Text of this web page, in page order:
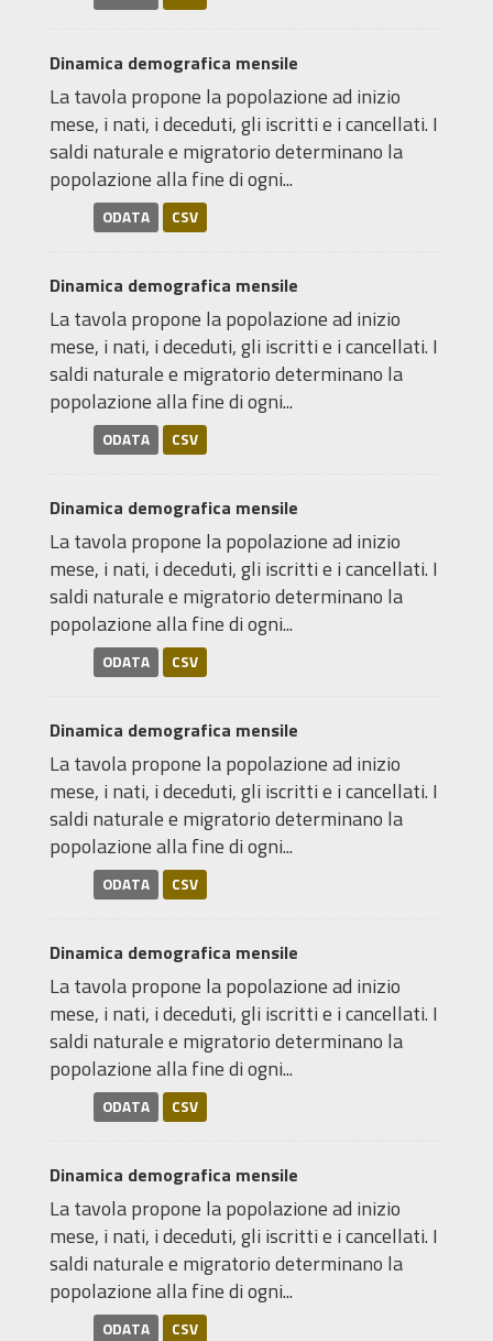
Dinamica demografica mensile
La tavola propone la popolazione ad inizio
mese, i nati, i deceduti, gli iscritti e i cancellati. I
saldi naturale e migratorio determinano la
popolazione alla fine di ogni...
ODATA CSV
Dinamica demografica mensile
La tavola propone la popolazione ad inizio
mese, i nati, i deceduti, gli iscritti e i cancellati. I
saldi naturale e migratorio determinano la
popolazione alla fine di ogni...
ODATA CSV
Dinamica demografica mensile
La tavola propone la popolazione ad inizio
mese, i nati, i deceduti, gli iscritti e i cancellati. I
saldi naturale e migratorio determinano la
popolazione alla fine di ogni...
ODATA CSV
Dinamica demografica mensile
La tavola propone la popolazione ad inizio
mese, i nati, i deceduti, gli iscritti e i cancellati. I
saldi naturale e migratorio determinano la
popolazione alla fine di ogni...
ODATA CSV
Dinamica demografica mensile
La tavola propone la popolazione ad inizio
mese, i nati, i deceduti, gli iscritti e i cancellati. I
saldi naturale e migratorio determinano la
popolazione alla fine di ogni...
ODATA CSV
Dinamica demografica mensile
La tavola propone la popolazione ad inizio
mese, i nati, i deceduti, gli iscritti e i cancellati. I
saldi naturale e migratorio determinano la
popolazione alla fine di ogni...
ODATA CSV